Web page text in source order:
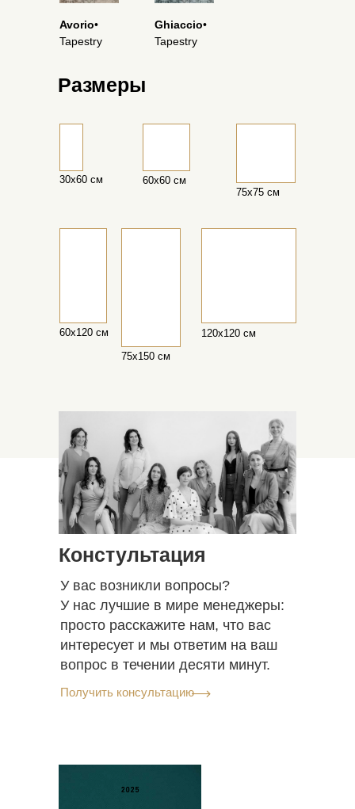
Avorio•
Tapestry
Ghiaccio•
Tapestry
Размеры
60х60 см
30х60 см
60х120 см
75х150 см
75х75 см
120х120 см
Получить консультацию
Констультация
У вас возникли вопросы?
У нас лучшие в мире менеджеры:
просто расскажите нам, что вас
интересует и мы ответим на ваш
вопрос в течении десяти минут.